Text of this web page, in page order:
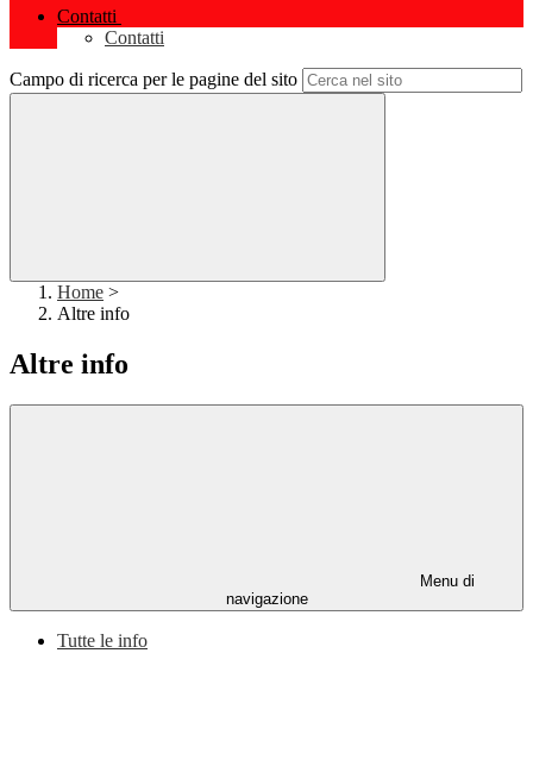
Contatti
Contatti
Campo di ricerca per le pagine del sito
Home >
Altre info
Altre info
Menu di
navigazione
Tutte le info